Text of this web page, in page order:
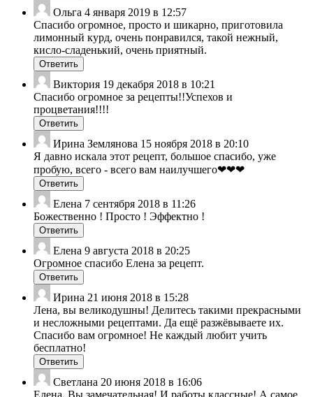
Ольга 4 января 2019 в 12:57
Спасибо огромное, просто и шикарно, приготовила
лимонный курд, очень понравился, такой нежный,
кисло-сладенький, очень приятный.
Ответить
Виктория 19 декабря 2018 в 10:21
Спасибо огромное за рецепты!!Успехов и
процветания!!!!
Ответить
Ирина Землянова 15 ноября 2018 в 20:10
Я давно искала этот рецепт, большое спасибо, уже
пробую, всего - всего вам наилучшего❤❤❤
Ответить
Елена 7 сентября 2018 в 11:26
Божественно ! Просто ! Эффектно !
Ответить
Елена 9 августа 2018 в 20:25
Огромное спасибо Елена за рецепт.
Ответить
Ирина 21 июня 2018 в 15:28
Лена, вы великодушны! Делитесь такими прекрасными
и несложными рецептами. Да ещё разжёвываете их.
Спасибо вам огромное! Не каждый любит учить
бесплатно!
Ответить
Светлана 20 июня 2018 в 16:06
Елена, Вы замечательная! И работы классные! А самое